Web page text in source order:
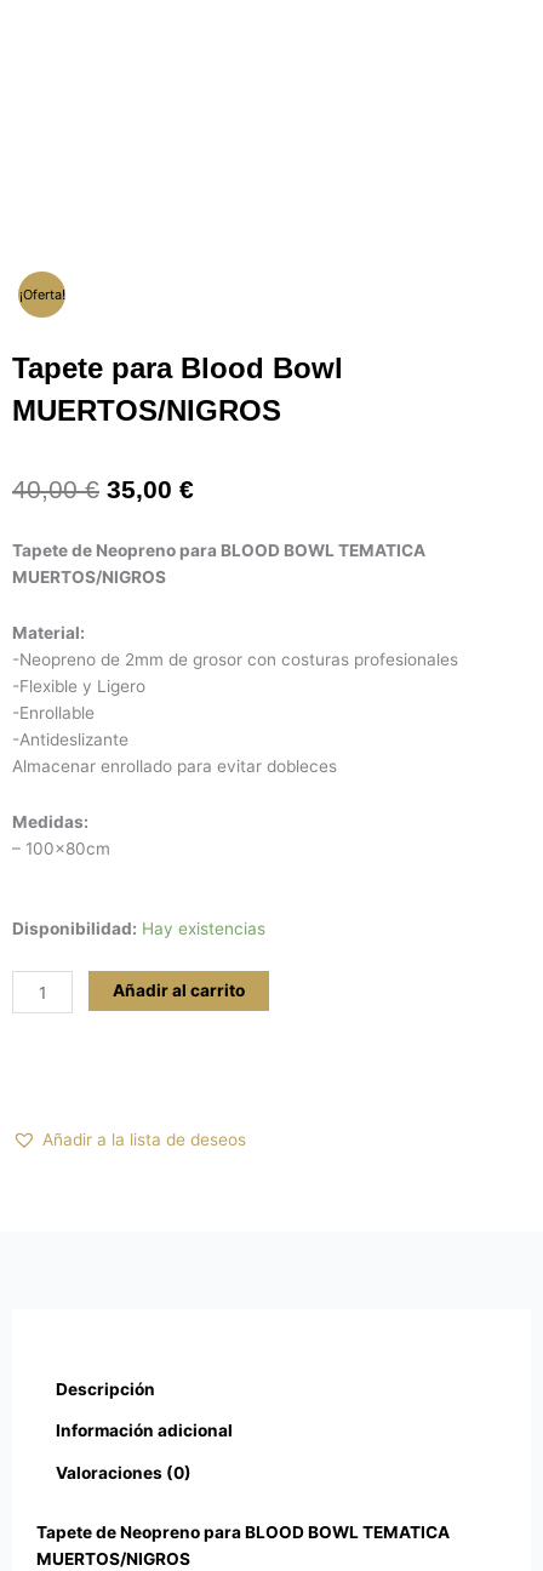
¡Oferta!
Tapete para Blood Bowl
MUERTOS/NIGROS
40,00€ El
original
35,00 €El
actual
Tapete de Neopreno para BLOOD BOWL TEMATICA
MUERTOS/NIGROS
Material:
-Neopreno de 2mm de grosor con costuras profesionales
-Flexible y Ligero
-Enrollable
-Antideslizante
Almacenar enrollado para evitar dobleces
Medidas:
– 100x80cm
Disponibilidad: Hay existencias
Tapete
Añadir al carrito
Añadir a la lista de deseos
Descripción
Información adicional
Valoraciones (0)
Tapete de Neopreno para BLOOD BOWL TEMATICA
MUERTOS/NIGROS